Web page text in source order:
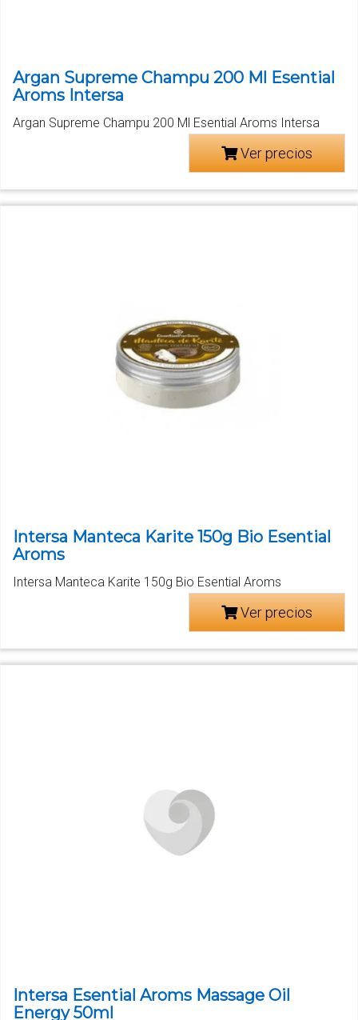
Argan Supreme Champu 200 Ml Esential
Aroms Intersa
Argan Supreme Champu 200 Ml Esential Aroms Intersa
Ver precios
Intersa Manteca Karite 150g Bio Esential
Aroms
Intersa Manteca Karite 150g Bio Esential Aroms
Ver precios
Intersa Esential Aroms Massage Oil
Energy 50ml